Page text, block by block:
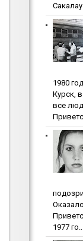
1980
Куpcк,
вce
1977